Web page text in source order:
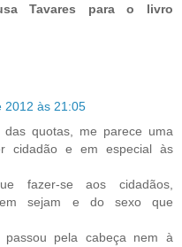
Tavares para o livro
2012 às 21:05
quotas, me parece uma
cidadão e em especial às
fazer-se aos cidadãos,
sejam e do sexo que
pela cabeça nem à